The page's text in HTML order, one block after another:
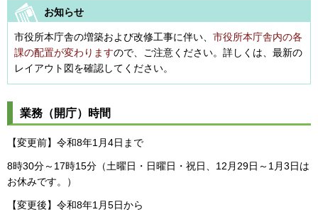
お知らせ
市役所本庁舎の増築および改修工事に伴い、 市役所本庁舎内の各
課の配置が変わりますので、ご注意ください。詳しくは、最新の
レイアウト図を確認してください。
業務（開庁）時間
【変更前】令和8年1月4日まで
8時30分～17時15分（土曜日・日曜日・祝日、12月29日～1月3日は
お休みです。）
【変更後】令和8年1月5日から